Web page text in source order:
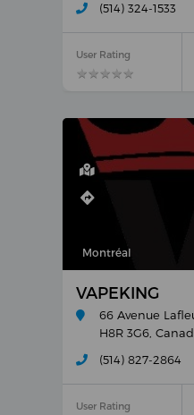
(514) 324-1533
User Rating
★★★★★
★★★★★
Montréal
VAPEKING
66 Avenue
H8R 3G6,
(514) 827-2864
User Rating